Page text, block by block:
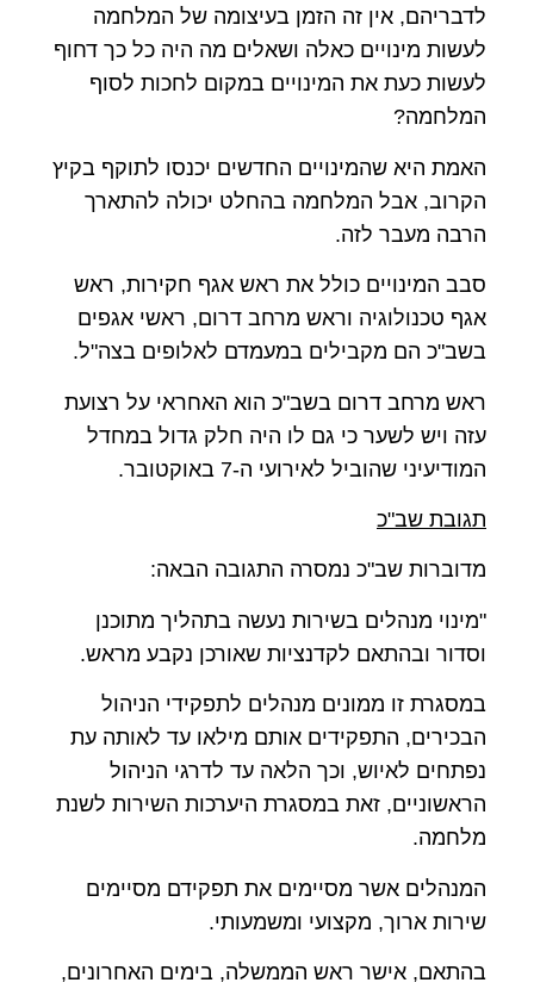
לדבריהם, אין זה הזמן בעיצומה של המלחמה
לעשות מינויים כאלה ושאלים מה היה כל כך דחוף
לעשות כעת את המינויים במקום לחכות לסוף
המלחמה?
האמת היא שהמינויים החדשים יכנסו לתוקף בקיץ
הקרוב, אבל המלחמה בהחלט יכולה להתארך
הרבה מעבר לזה.
סבב המינויים כולל את ראש אגף חקירות, ראש
אגף טכנולוגיה וראש מרחב דרום, ראשי אגפים
בשב"כ הם מקבילים במעמדם לאלופים בצה"ל.
ראש מרחב דרום בשב"כ הוא האחראי על רצועת
עזה ויש לשער כי גם לו היה חלק גדול במחדל
המודיעיני שהוביל לאירועי ה-7 באוקטובר.
תגובת שב"כ
מדוברות שב"כ נמסרה התגובה הבאה:
"מינוי מנהלים בשירות נעשה בתהליך מתוכנן
וסדור ובהתאם לקדנציות שאורכן נקבע מראש.
במסגרת זו ממונים מנהלים לתפקידי הניהול
הבכירים, התפקידים אותם מילאו עד לאותה עת
נפתחים לאיוש, וכך הלאה עד לדרגי הניהול
הראשוניים, זאת במסגרת היערכות השירות לשנת
מלחמה.
המנהלים אשר מסיימים את תפקידם מסיימים
שירות ארוך, מקצועי ומשמעותי.
בהתאם, אישר ראש הממשלה, בימים האחרונים,